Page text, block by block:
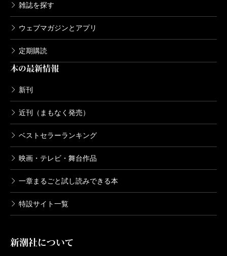
雑誌を探す
ウェブマガジンとアプリ
定期購読
本の最新情報
新刊
近刊（まもなく発売）
ベストセラーランキング
映画・テレビ・舞台作品
一章まるごと試し読みできる本
特設サイト一覧
新潮社について